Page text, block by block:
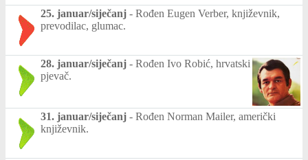
25. januar/siječanj - Rođen Eugen Verber, književnik,
prevodilac, glumac.
28. januar/siječanj - Rođen Ivo Robić, hrvatski
pjevač.
31. januar/siječanj - Rođen Norman Mailer, američki
književnik.